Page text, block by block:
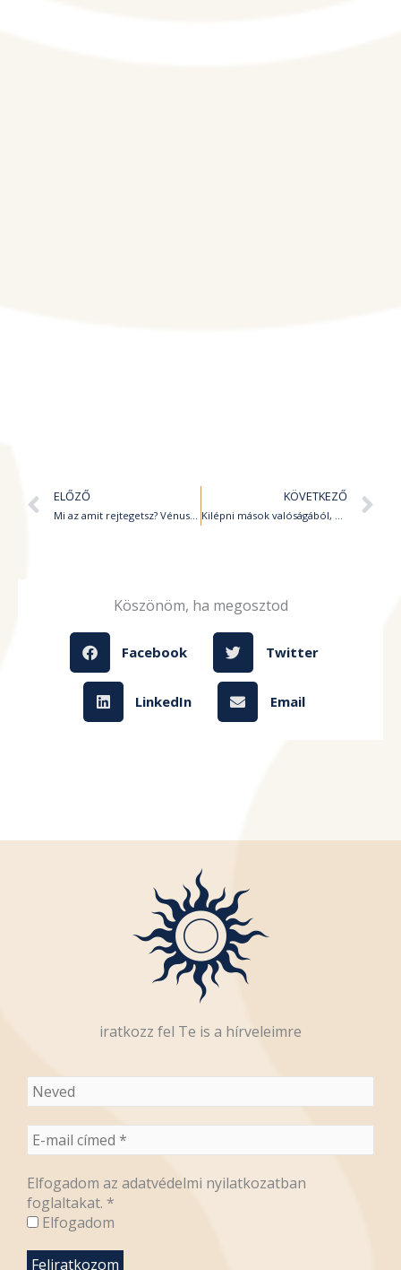
Előző
ELŐZŐ KÖVETKEZŐ
Köszönöm, ha megosztod
Facebook Twitter
LinkedIn Email
iratkozz fel Te is a hírveleimre
Elfogadom az adatvédelmi nyilatkozatban
foglaltakat. *
Elfogadom